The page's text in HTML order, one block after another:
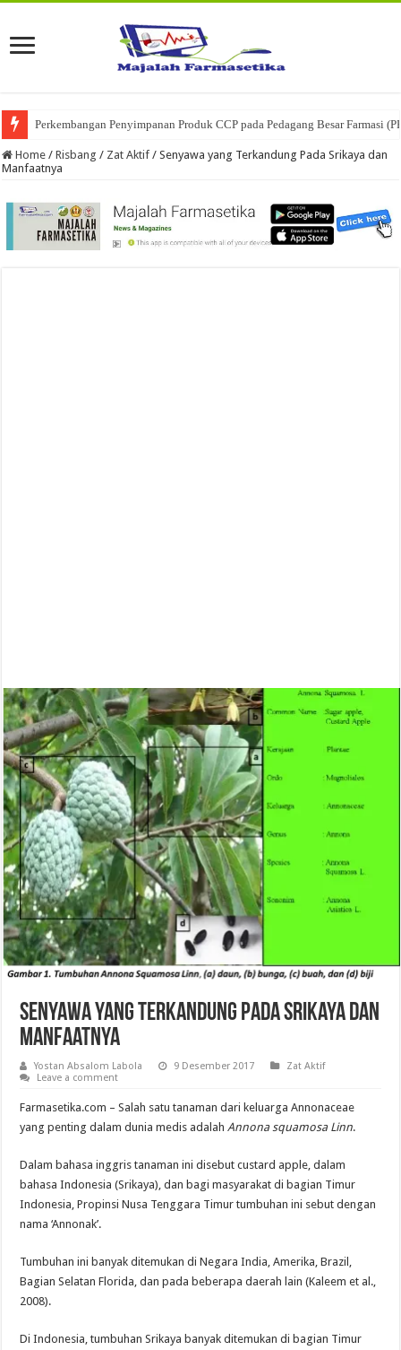
Ketika Obat Menunggu Keputusan: Mengenal Peran Karantina Produk
Home / Risbang / Zat Aktif / Senyawa yang Terkandung Pada Srikaya dan
Manfaatnya
Senyawa yang Terkandung Pada Srikaya dan
Manfaatnya
Yostan Absalom Labola 9 Desember 2017
Zat Aktif
Leave a comment
Farmasetika.com – Salah satu tanaman dari keluarga Annonaceae
yang penting dalam dunia medis adalahAnnona squamosa Linn.
Dalam bahasa inggris tanaman ini disebut custard apple, dalam
bahasa Indonesia (Srikaya), dan bagi masyarakat di bagian Timur
Indonesia, Propinsi Nusa Tenggara Timur tumbuhan ini sebut dengan
nama ‘Annonak’.
Tumbuhan ini banyak ditemukan di Negara India, Amerika, Brazil,
Bagian Selatan Florida, dan pada beberapa daerah lain (Kaleem et al.,
2008).
Di Indonesia, tumbuhan Srikaya banyak ditemukan di bagian Timur